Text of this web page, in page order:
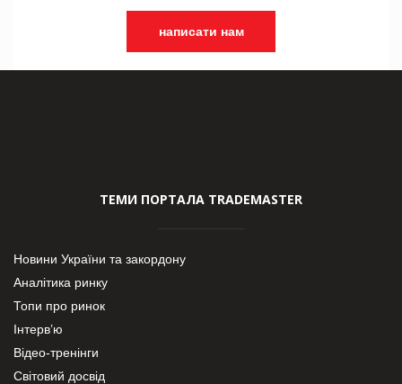
написати нам
ТЕМИ ПОРТАЛА TRADEMASTER
Новини України та закордону
Аналітика ринку
Топи про ринок
Інтерв’ю
Відео-тренінги
Світовий досвід